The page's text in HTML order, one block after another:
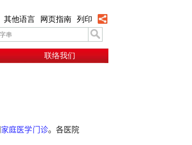
其他语言 网页指南 列印
联络我们